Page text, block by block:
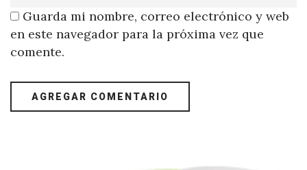
Guarda mi nombre, correo electrónico y web
en este navegador para la próxima vez que
comente.